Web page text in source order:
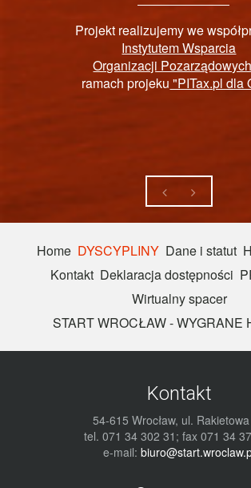
Home DYSCYPLINY Dane i statut
Kontakt Deklaracja dostępności
Wirtualny spacer
START WROCŁAW - WYGRANE
Kontakt
54-615 Wrocław, ul.
tel. 071 34 302 31; fax 071 34
e-mail: